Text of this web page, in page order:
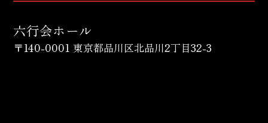
六行会ホール
〒140-0001 東京都品川区北品川2丁目32-3